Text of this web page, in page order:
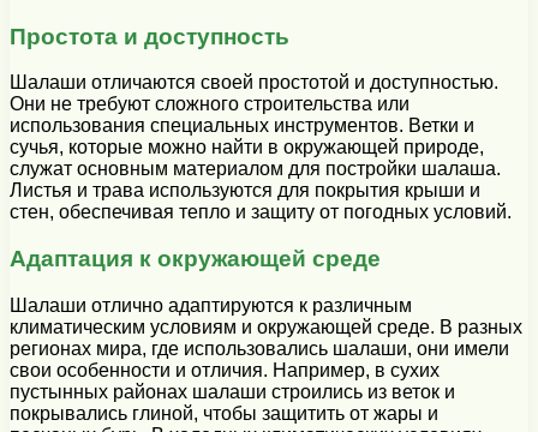
Простота и доступность
Шалаши отличаются своей простотой и доступностью.
Они не требуют сложного строительства или
использования специальных инструментов. Ветки и
сучья, которые можно найти в окружающей природе,
служат основным материалом для постройки шалаша.
Листья и трава используются для покрытия крыши и
стен, обеспечивая тепло и защиту от погодных условий.
Адаптация к окружающей среде
Шалаши отлично адаптируются к различным
климатическим условиям и окружающей среде. В разных
регионах мира, где использовались шалаши, они имели
свои особенности и отличия. Например, в сухих
пустынных районах шалаши строились из веток и
покрывались глиной, чтобы защитить от жары и